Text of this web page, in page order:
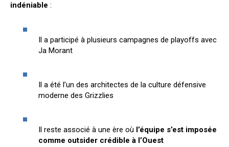
indéniable :
Il a participé à plusieurs campagnes de playoffs avec
Ja Morant
Il a été l’un des architectes de la culture défensive
moderne des Grizzlies
Il reste associé à une ère où l’équipe s’est imposée
comme outsider crédible à l’Ouest